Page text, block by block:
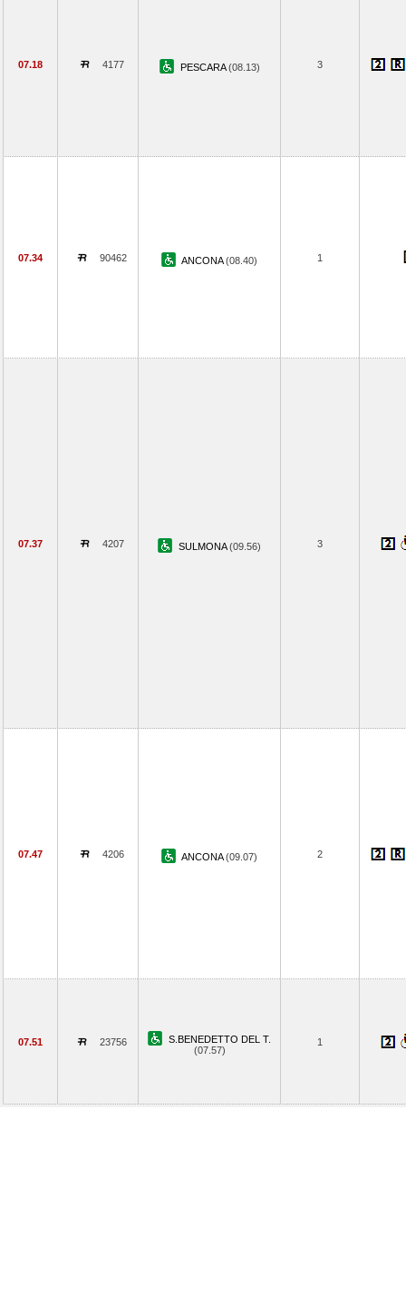
07.18 4177 PESCARA(08.13) 3
07.34 90462 ANCONA(08.40) 1
07.37 4207 SULMONA(09.56) 3
07.47 4206 ANCONA(09.07) 2
07.51 23756
S.BENEDETTO DEL T.
(07.57)
1